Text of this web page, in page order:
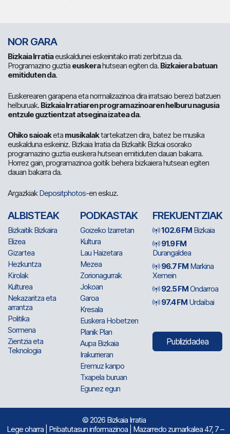
NOR GARA
Bizkaia Irratiaeuskaldunei eskeinitako irrati zerbitzua da.
Programazino guztia euskerahutsean egiten da. Bizkaiera batuan
emitiduten da.
Euskerearen garapena eta normalizazinoa dira irratsaio berezi batzuen
helburuak. Bizkaia Irratiaren programazinoaren helburu nagusia
entzule guztientzat atsegina izatea da.
Ohiko saioaketa musikalaktartekatzen dira, batez be musika
euskalduna eskeiniz. Bizkaia Irratia da Bizkaitik Bizkai osorako
programazino guztia euskera hutsean emitiduten dauan bakarra.
Horrez gain, programazinoa goitik behera bizkaiera hutsean egiten
dauan bakarra da.
ArgazkiakDepositphotos-en eskuz.
ALBISTEAK
Bizkaitik Bizkaira
Elizea
Gizartea
Hezkuntza
Kirolak
Kulturea
Nekazaritza eta
arrantza
Politika
Sormena
Zientzia eta
Teknologia
PODKASTAK
Goizeko Izarretan
Kultura
Lau Haizetara
Mezea
Zorionagurrak
Jokoan
Garoa
Kresala
Euskera Hobetzen
Planik Plan
Aupa Bizkaia
Irakurrieran
Eremuz kanpo
Txapela buruan
Egunez egun
FREKUENTZIAK
102.6 FM Bizkaia
91.9 FM
Durangaldea
96.7 FM Markina
Xemein
92.5 FMOndarroa
97.4 FM Urdaibai
Publizidadea
© 2026 Bizkaia Irratia
Lege oharra| Pribatutasun informazinoa| Mazarredo zumarkalea 47, 7 –